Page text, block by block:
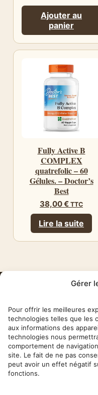
Gérer
Pour offrir les meilleures
technologies telles que les
aux informations des
technologies nous
comportement de
site. Le fait de ne pas
peut avoir un effet négatif
fonctions.
Ajouter au
panier
Fully Active B
COMPLEX
quatrefolic – 60
Gélules. – Doctor’s
Best
38,00€ TTC
Lire la suite
✉